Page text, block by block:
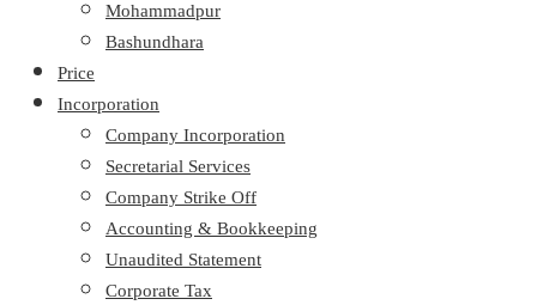
Mohammadpur
Bashundhara
Price
Incorporation
Company Incorporation
Secretarial Services
Company Strike Off
Accounting & Bookkeeping
Unaudited Statement
Corporate Tax